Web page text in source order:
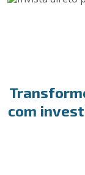
com